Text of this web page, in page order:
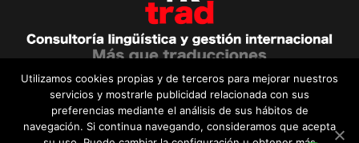
Aviso legal ·Política de privacidad·Política de cookies
Utilizamos cookies propias y de terceros para mejorar nuestros
servicios y mostrarle publicidad relacionada con sus
preferencias mediante el análisis de sus hábitos de
navegación. Si continua navegando, consideramos que acepta